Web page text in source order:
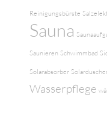
Reinigungsbürste
Sauna
Saunieren Schwimmbad
Solarabsorber
Wasserpflege